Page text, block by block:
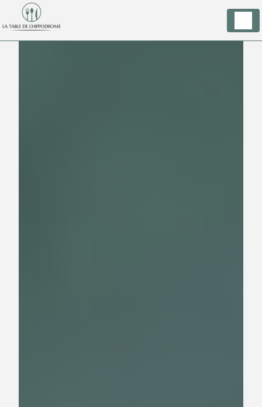
Panneau de gestion des cookies